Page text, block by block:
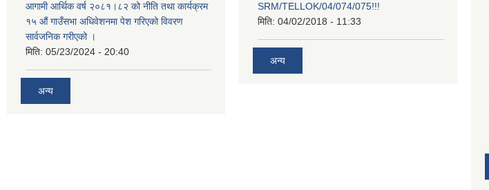
आगामी आर्थिक वर्ष २०८१।८२ को नीति तथा कार्यक्रम
१५ औं गाउँसभा अधिवेशनमा पेश गरिएको विवरण
सार्वजनिक गरीएको ।
मिति: 05/23/2024 - 20:40
अन्य
SRM/TELLOK/04/074/075!!!
मिति: 04/02/2018 - 11:33
अन्य